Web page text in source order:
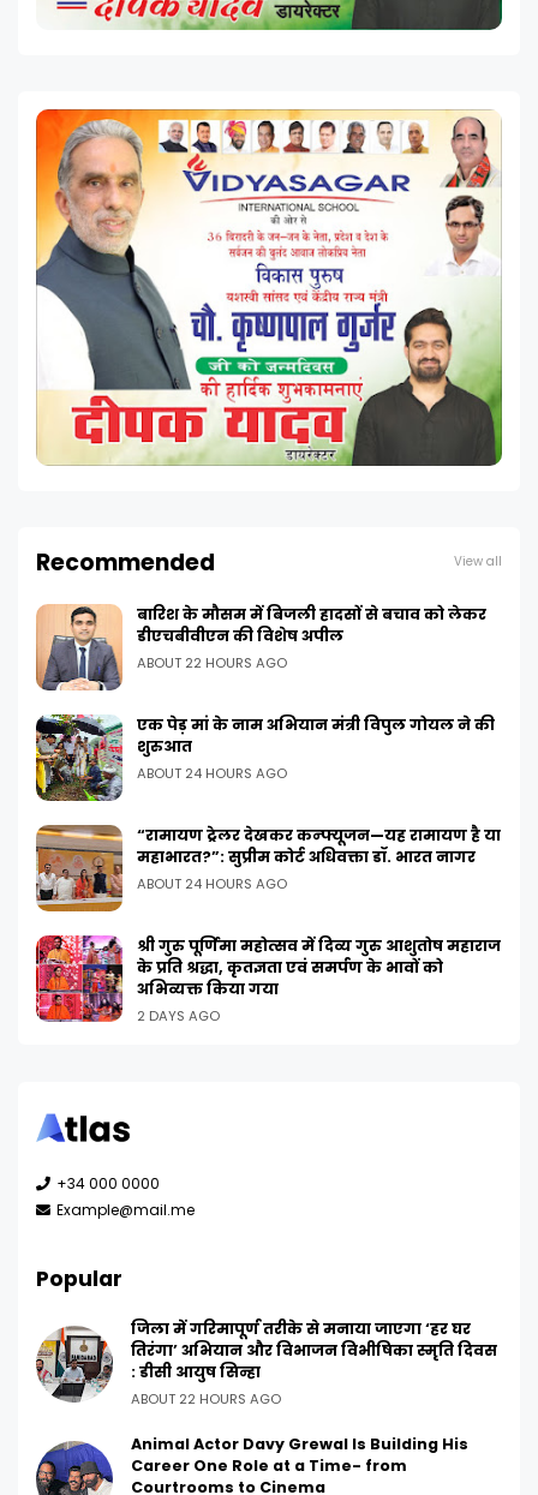
Recommended View all
बारिश के मौसम में बिजली हादसों से बचाव को लेकर
डीएचबीवीएन की विशेष अपील
ABOUT 22 HOURS AGO
एक पेड़ मां के नाम अभियान मंत्री विपुल गोयल ने की
शुरुआत
ABOUT 24 HOURS AGO
“रामायण ट्रेलर देखकर कन्फ्यूजन—यह रामायण है या
महाभारत?”: सुप्रीम कोर्ट अधिवक्ता डॉ. भारत नागर
ABOUT 24 HOURS AGO
श्री गुरु पूर्णिमा महोत्सव में दिव्य गुरु आशुतोष महाराज
के प्रति श्रद्धा, कृतज्ञता एवं समर्पण के भावों को
अभिव्यक्त किया गया
2 DAYS AGO
+34 000 0000
Example@mail.me
Popular
जिला में गरिमापूर्ण तरीके से मनाया जाएगा ‘हर घर
तिरंगा’ अभियान और विभाजन विभीषिका स्मृति दिवस
: डीसी आयुष सिन्हा
ABOUT 22 HOURS AGO
Animal Actor Davy Grewal Is Building His
Career One Role at a Time- from
Courtrooms to Cinema